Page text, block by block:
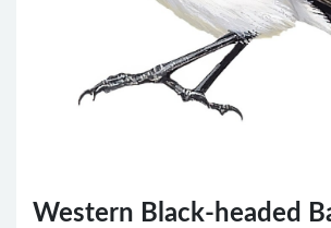
Western Black-headed